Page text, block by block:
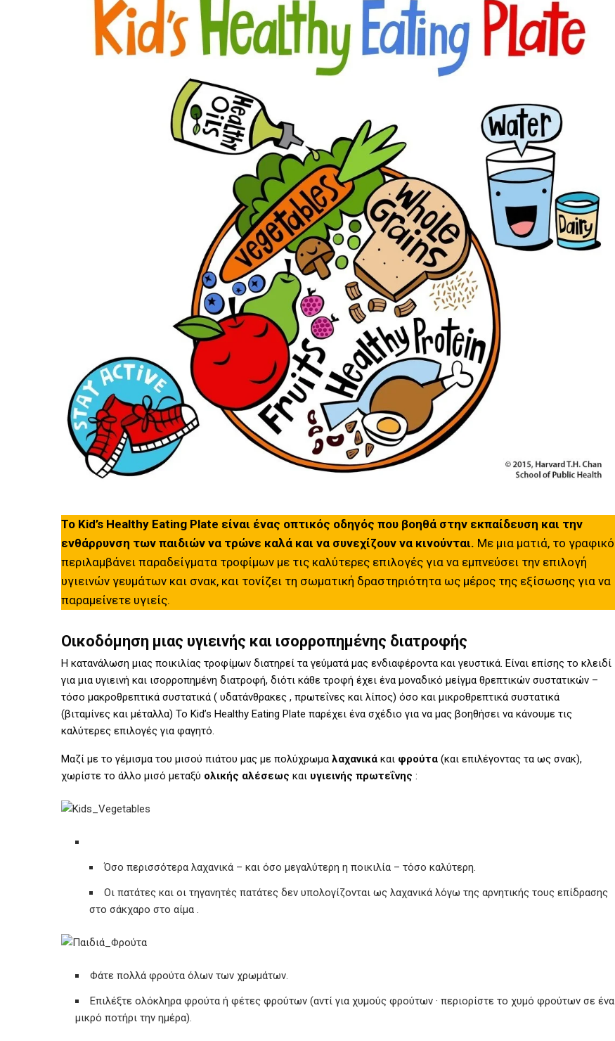
Το Kid’s Healthy Eating Plate είναι ένας οπτικός οδηγός που βοηθά στην εκπαίδευση και την
ενθάρρυνση των παιδιών να τρώνε καλά και να συνεχίζουν να κινούνται. Με μια ματιά, το γραφικό
περιλαμβάνει παραδείγματα τροφίμων με τις καλύτερες επιλογές για να εμπνεύσει την επιλογή
υγιεινών γευμάτων και σνακ, και τονίζει τη σωματική δραστηριότητα ως μέρος της εξίσωσης για να
παραμείνετε υγιείς.
Οικοδόμηση μιας υγιεινής και ισορροπημένης διατροφής
Η κατανάλωση μιας ποικιλίας τροφίμων διατηρεί τα γεύματά μας ενδιαφέροντα και γευστικά. Είναι επίσης το κλειδί
για μια υγιεινή και ισορροπημένη διατροφή, διότι κάθε τροφή έχει ένα μοναδικό μείγμα θρεπτικών συστατικών –
τόσο μακροθρεπτικά συστατικά ( υδατάνθρακες , πρωτεΐνες και λίπος) όσο και μικροθρεπτικά συστατικά
(βιταμίνες και μέταλλα) Το Kid’s Healthy Eating Plate παρέχει ένα σχέδιο για να μας βοηθήσει να κάνουμε τις
καλύτερες επιλογές για φαγητό.
Μαζί με το γέμισμα του μισού πιάτου μας με πολύχρωμα λαχανικά και φρούτα (και επιλέγοντας τα ως σνακ),
χωρίστε το άλλο μισό μεταξύ ολικής αλέσεως και υγιεινής πρωτεΐνης :
Όσο περισσότερα λαχανικά – και όσο μεγαλύτερη η ποικιλία – τόσο καλύτερη.
Οι πατάτες και οι τηγανητές πατάτες δεν υπολογίζονται ως λαχανικά λόγω της αρνητικής τους επίδρασης
στο σάκχαρο στο αίμα .
Φάτε πολλά φρούτα όλων των χρωμάτων.
Επιλέξτε ολόκληρα φρούτα ή φέτες φρούτων (αντί για χυμούς φρούτων · περιορίστε το χυμό φρούτων σε ένα
μικρό ποτήρι την ημέρα).